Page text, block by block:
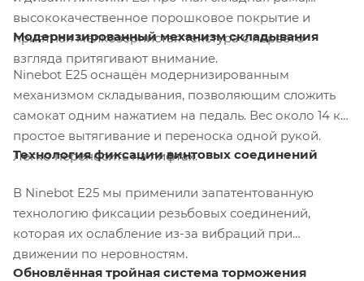
высококачественное порошковое покрытие и
приятная мелкозернистая текстура с первого
взгляда притягивают внимание.
Модернизированный механизм складывания
Ninebot E25 оснащён модернизированным
механизмом складывания, позволяющим сложить
самокат одним нажатием на педаль. Вес около 14 кг,
простое вытягивание и переноска одной рукой.
Легко переносить на лифтах.
Технология фиксации винтовых соединений
В Ninebot E25 мы применили запатентованную
технологию фиксации резьбовых соединений,
которая их ослабление из-за вибраций при
движении по неровностям.
Обновлённая тройная система торможения